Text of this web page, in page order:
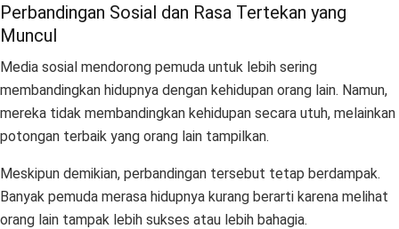
Perbandingan Sosial dan Rasa Tertekan yang
Muncul
Media sosial mendorong pemuda untuk lebih sering
membandingkan hidupnya dengan kehidupan orang lain. Namun,
mereka tidak membandingkan kehidupan secara utuh, melainkan
potongan terbaik yang orang lain tampilkan.
Meskipun demikian, perbandingan tersebut tetap berdampak.
Banyak pemuda merasa hidupnya kurang berarti karena melihat
orang lain tampak lebih sukses atau lebih bahagia.